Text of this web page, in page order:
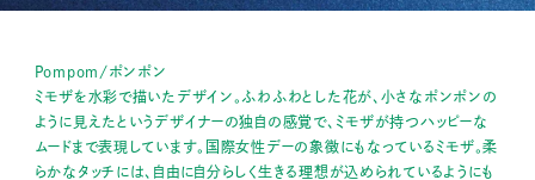
Pompom/ポンポン
ミモザを水彩で描いたデザイン。ふわふわとした花が、小さなポンポンの
ように見えたというデザイナーの独自の感覚で、ミモザが持つハッピーな
ムードまで表現しています。国際女性デーの象徴にもなっているミモザ。柔
らかなタッチには、自由に自分らしく生きる理想が込められているようにも